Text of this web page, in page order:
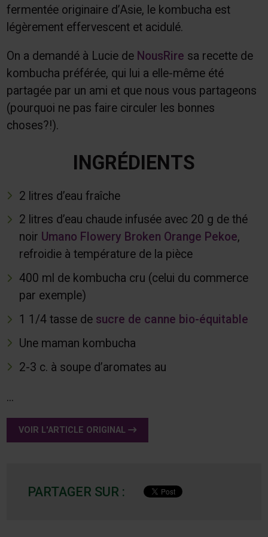
fermentée originaire d’Asie, le kombucha est
légèrement effervescent et acidulé.
On a demandé à Lucie de NousRire sa recette de
kombucha préférée, qui lui a elle-même été
partagée par un ami et que nous vous partageons
(pourquoi ne pas faire circuler les bonnes
choses?!).
INGRÉDIENTS
2 litres d’eau fraîche
2 litres d’eau chaude infusée avec 20 g de thé
noir Umano Flowery Broken Orange Pekoe,
refroidie à température de la pièce
400 ml de kombucha cru (celui du commerce
par exemple)
1 1/4 tasse de sucre de canne bio-équitable
Une maman kombucha
2-3 c. à soupe d’aromates au
...
VOIR L'ARTICLE ORIGINAL
PARTAGER SUR :